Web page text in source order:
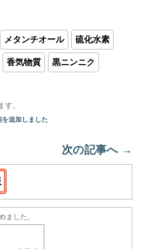
メタンチオール 硫化水素
香気物質 黒ニンニク
す。
追加しました
次の記事へ →
ました。